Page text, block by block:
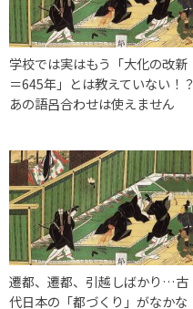
学校では実はもう「大化の改新
＝645年」とは教えていない！？
あの語呂合わせは使えません
遷都、遷都、引越しばかり…古
代日本の「都づくり」がなかな